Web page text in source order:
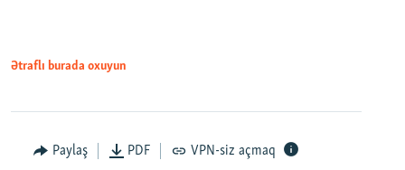
Ətraflı burada oxuyun
Paylaş PDF VPN-siz açmaq